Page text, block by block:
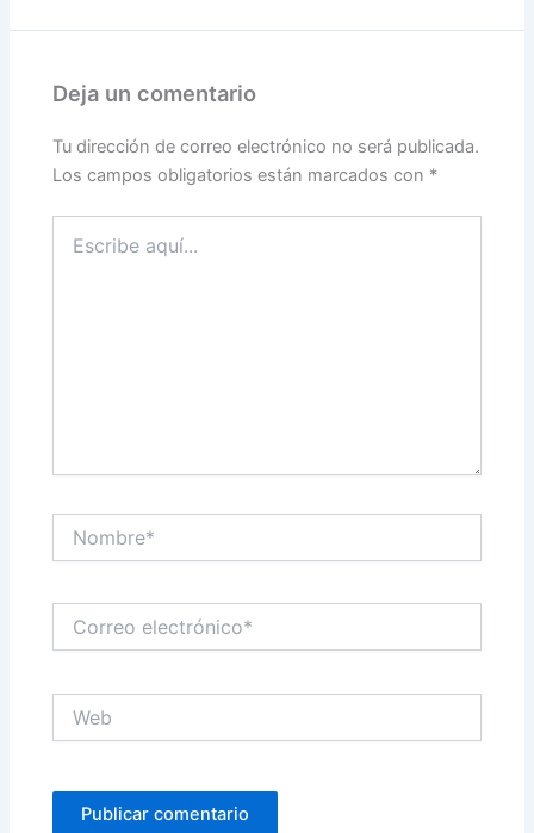
Deja un comentario
Tu dirección de correo electrónico no será publicada.
Los campos obligatorios están marcados con *
aquí...
electrónico*